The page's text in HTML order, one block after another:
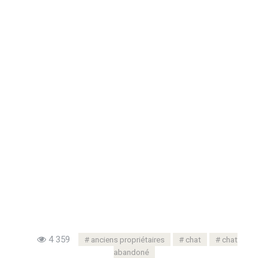
4 359 anciens propriétaires chat
chat
abandoné